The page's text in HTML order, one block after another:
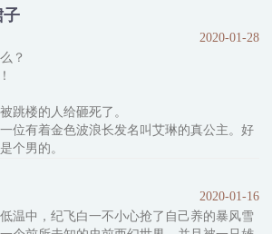
就在他推开男主宿舍楼大门准备与他交好投
边的那个人居然长得和他一模一样。
设，直到剧情最后才露出獠牙的大boss微微
留步……”
的后退两步。
号立天地，而
子
2020-01-28
？
跳楼的人给砸死了。
位有着金色波浪长发名叫艾琳的真公主。好
个男的。
们的公主被迫加入了要去打败魔王的勇者小
有一双可以看透本源的眼睛。
者小分队应该叫做送死小分队！
2020-01-16
温中，纪飞白一不小心抢了自己养的暴风雪